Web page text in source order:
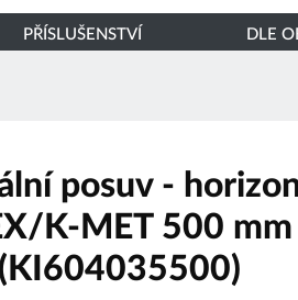
PŘÍSLUŠENSTVÍ DLE
posuv -
K-MET 500